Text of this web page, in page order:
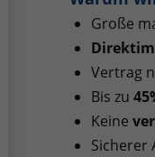
Große
Vertrag
Bis zu
Keine
Sicherer